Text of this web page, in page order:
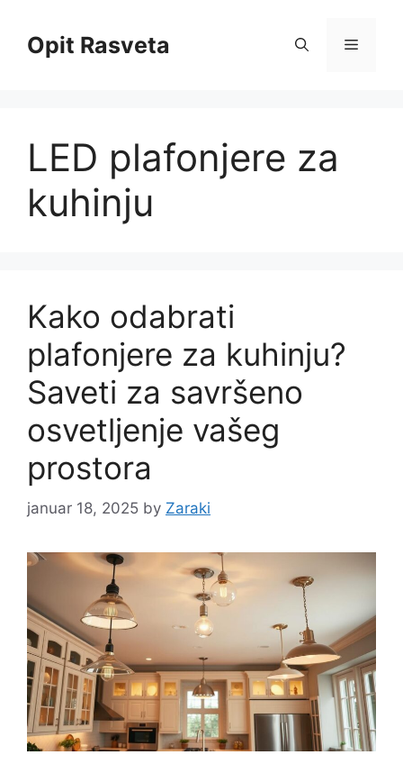
contentOpit Rasveta Menu
LED plafonjere za
kuhinju
Kako odabrati
plafonjere za kuhinju?
Saveti za savršeno
osvetljenje vašeg
prostora
januar 18, 2025 by Zaraki